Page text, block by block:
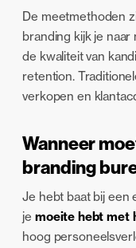
De meetmethoden
branding kijk je naar
de kwaliteit van
retention.
verkopen en
Wanneer
branding
Je hebt baat bij een
je moeite hebt met
hoog